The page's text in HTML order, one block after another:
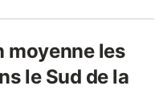
moyenne les
le Sud de la